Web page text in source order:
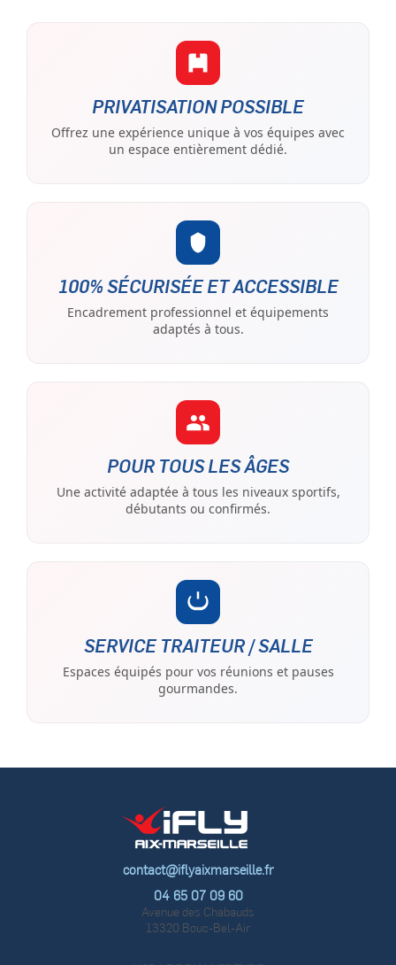
PRIVATISATION POSSIBLE
Offrez une expérience unique à vos équipes avec
un espace entièrement dédié.
100% SÉCURISÉE ET ACCESSIBLE
Encadrement professionnel et équipements
adaptés à tous.
POUR TOUS LES ÂGES
Une activité adaptée à tous les niveaux sportifs,
débutants ou confirmés.
SERVICE TRAITEUR / SALLE
Espaces équipés pour vos réunions et pauses
gourmandes.
contact@iflyaixmarseille.fr
04 65 07 09 60
Avenue des Chabauds
13320 Bouc-Bel-Air